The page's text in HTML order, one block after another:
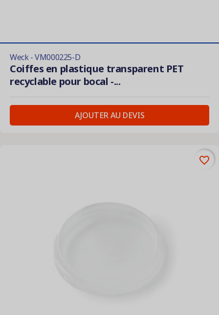
Weck - VM000225-D
Coiffes en plastique transparent PET
recyclable pour bocal -...
AJOUTER AU DEVIS
favorite_border